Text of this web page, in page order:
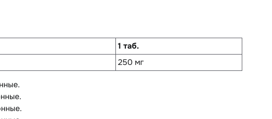
1 таб.
250 мг